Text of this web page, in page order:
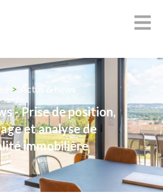
> Actus & news
- Prise de position,
et analyse de
immobilière